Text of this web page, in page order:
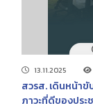
13.11.2025
สวรส. เดินหน้า
ภาวะที่ดีของประ